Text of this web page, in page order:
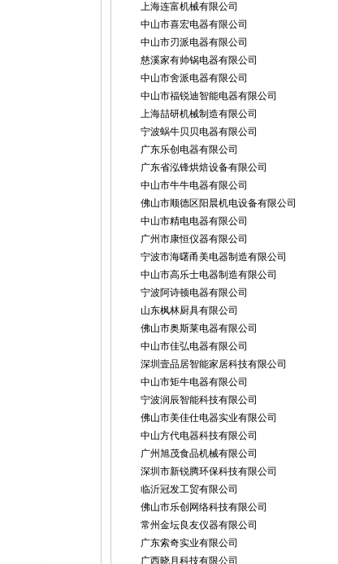
上海连富机械有限公司
中山市喜宏电器有限公司
中山市刃派电器有限公司
慈溪家有帅锅电器有限公司
中山市舍派电器有限公司
中山市福锐迪智能电器有限公司
上海喆研机械制造有限公司
宁波蜗牛贝贝电器有限公司
广东乐创电器有限公司
广东省泓锋烘焙设备有限公司
中山市牛牛电器有限公司
佛山市顺德区阳晨机电设备有限公司
中山市精电电器有限公司
广州市康恒仪器有限公司
宁波市海曙甬美电器制造有限公司
中山市高乐士电器制造有限公司
宁波阿诗顿电器有限公司
山东枫林厨具有限公司
佛山市奥斯莱电器有限公司
中山市佳弘电器有限公司
深圳壹品居智能家居科技有限公司
中山市矩牛电器有限公司
宁波润辰智能科技有限公司
佛山市美佳仕电器实业有限公司
中山方代电器科技有限公司
广州旭茂食品机械有限公司
深圳市新锐腾环保科技有限公司
临沂冠发工贸有限公司
佛山市乐创网络科技有限公司
常州金坛良友仪器有限公司
广东索奇实业有限公司
广西晓月科技有限公司